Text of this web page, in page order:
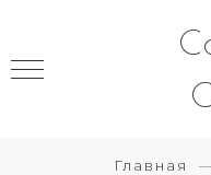
Главная